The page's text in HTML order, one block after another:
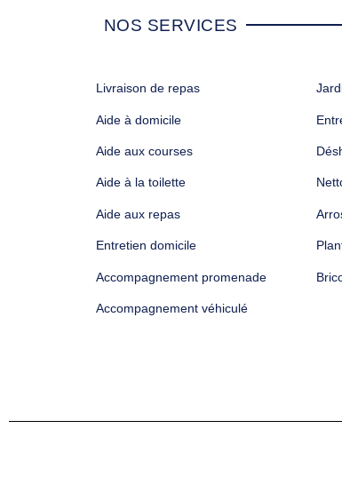
NOS SERVICES
Livraison de repas
Aide à domicile
Aide aux courses
Aide à la toilette
Aide aux repas
Entretien domicile
Accompagnement promenade
Accompagnement véhiculé